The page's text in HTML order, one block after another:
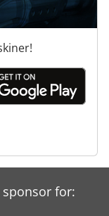
for: